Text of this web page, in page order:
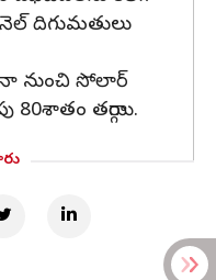
దిగుమతులు
నుంచి సోలార్
తగ్గాయి.